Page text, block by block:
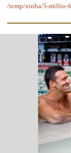
/temp/xinha/5-millio-